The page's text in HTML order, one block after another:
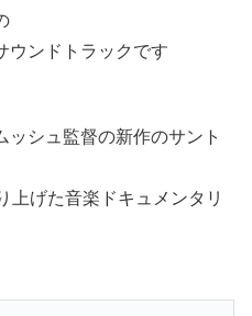
ウンドトラックです
ッシュ監督の新作のサント
上げた音楽ドキュメンタリ